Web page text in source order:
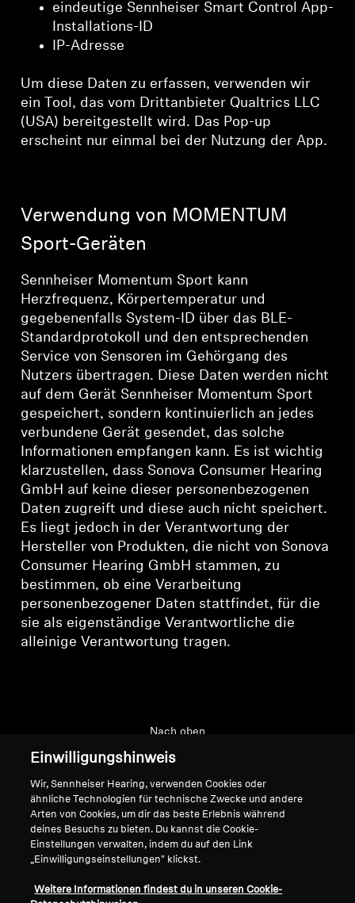
eindeutige Sennheiser Smart Control App-
Installations-ID
IP-Adresse
Um diese Daten zu erfassen, verwenden wir
ein Tool, das vom Drittanbieter Qualtrics LLC
(USA) bereitgestellt wird. Das Pop-up
erscheint nur einmal bei der Nutzung der App.
Verwendung von MOMENTUM
Sport-Geräten
Sennheiser Momentum Sport kann
Herzfrequenz, Körpertemperatur und
gegebenenfalls System-ID über das BLE-
Standardprotokoll und den entsprechenden
Service von Sensoren im Gehörgang des
Nutzers übertragen. Diese Daten werden nicht
auf dem Gerät Sennheiser Momentum Sport
gespeichert, sondern kontinuierlich an jedes
verbundene Gerät gesendet, das solche
Informationen empfangen kann. Es ist wichtig
klarzustellen, dass Sonova Consumer Hearing
GmbH auf keine dieser personenbezogenen
Daten zugreift und diese auch nicht speichert.
Es liegt jedoch in der Verantwortung der
Hersteller von Produkten, die nicht von Sonova
Consumer Hearing GmbH stammen, zu
bestimmen, ob eine Verarbeitung
personenbezogener Daten stattfindet, für die
sie als eigenständige Verantwortliche die
alleinige Verantwortung tragen.
Nach oben
Impressum
Vertrag widerrufen
Globale Datenschutzrichtlinie
Unser Unternehmen
Pressekontakte
Einwilligungshinweis
Wir, Sennheiser Hearing, verwenden Cookies oder
ähnliche Technologien für technische Zwecke und andere
Arten von Cookies, um dir das beste Erlebnis während
deines Besuchs zu bieten. Du kannst die Cookie-
Einstellungen verwalten, indem du auf den Link
„Einwilligungseinstellungen" klickst.
Weitere Informationen findest du in unseren Cookie-